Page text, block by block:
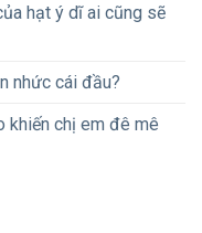
hạt ý dĩ ai cũng sẽ
nhức cái đầu?
khiến chị em đê mê